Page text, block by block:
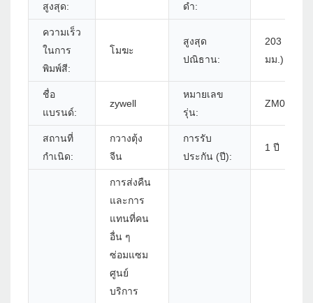
สูงสุด:
ดำ:
ความเร็ว
ในการ
พิมพ์สี:
โมฆะ
สูงสุด
ปณิธาน:
203 DPI
มม.)
ชื่อ
แบรนด์:
zywell
หมายเลข
รุ่น:
ZM03 - ทั้
สถานที่
กำเนิด:
กวางตุ้ง
จีน
การรับ
ประกัน (ปี):
1 ปี
การส่งคืน
และการ
แทนที่คน
อื่น ๆ
ซ่อมแซม
ศูนย์
บริการ